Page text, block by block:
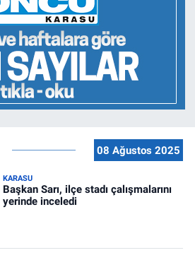
08 Ağustos 2025
KARASU
Başkan Sarı, ilçe stadı çalışmalarını
yerinde inceledi